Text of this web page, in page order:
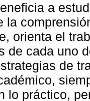
a
la
orienta el
de cada uno
de
lo práctico,